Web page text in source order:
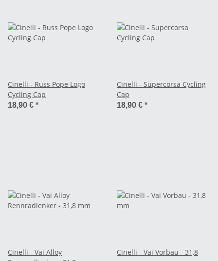
Cinelli - Russ Pope Logo
Cycling Cap
18,90 € *
Cinelli - Supercorsa Cycling
Cap
18,90 € *
Cinelli - Vai Alloy
Cinelli - Vai Vorbau - 31,8